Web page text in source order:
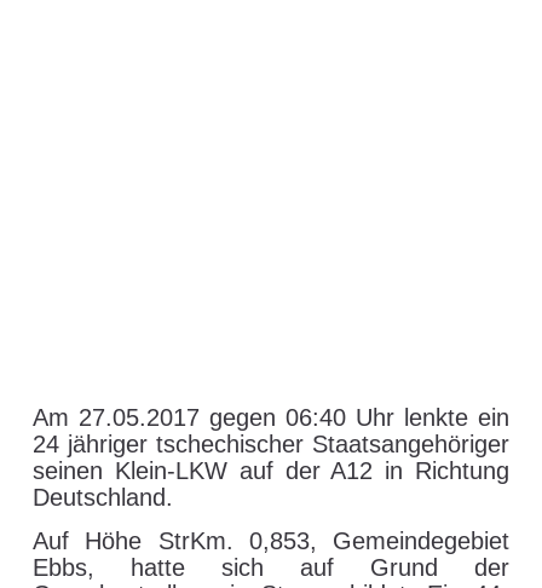
Am 27.05.2017 gegen 06:40 Uhr lenkte ein
24 jähriger tschechischer Staatsangehöriger
seinen Klein-LKW auf der A12 in Richtung
Deutschland.
Auf Höhe StrKm. 0,853, Gemeindegebiet
Ebbs, hatte sich auf Grund der